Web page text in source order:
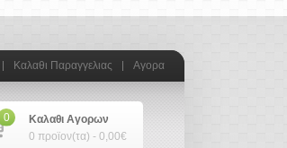
Καλαθι Παραγγελιας Αγορα
Καλαθι Αγορων
0
0 προϊον(τα) - 0,00€